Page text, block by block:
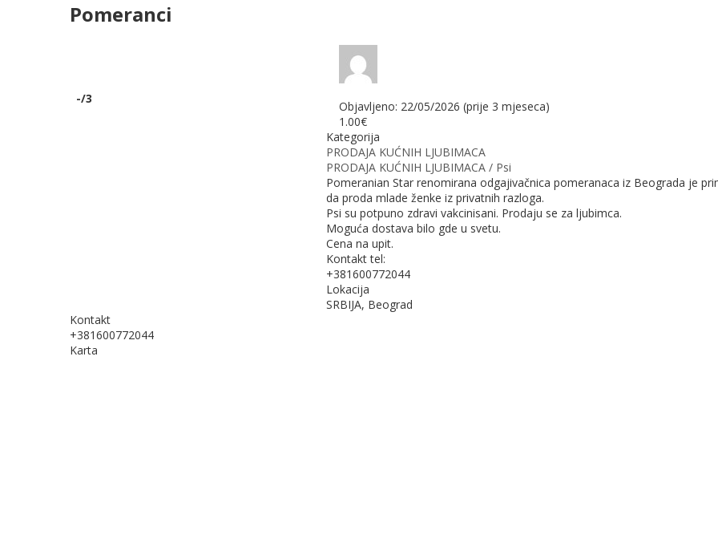
Pomeranci
-/3
Objavljeno: 22/05/2026 (prije 3 mjeseca)
1.00€
Kategorija
PRODAJA KUĆNIH LJUBIMACA
PRODAJA KUĆNIH LJUBIMACA / Psi
Pomeranian Star renomirana odgajivačnica pomeranaca iz Beograda je
da proda mlade ženke iz privatnih razloga.
Psi su potpuno zdravi vakcinisani. Prodaju se za ljubimca.
Moguća dostava bilo gde u svetu.
Cena na upit.
Kontakt tel:
+381600772044
Lokacija
SRBIJA, Beograd
Kontakt
+381600772044
Karta